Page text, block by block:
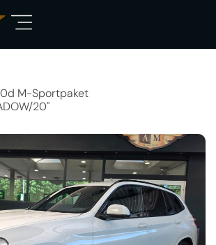
M-Sportpaket
20"